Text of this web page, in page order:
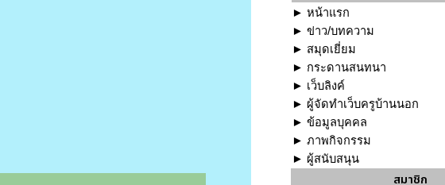
► หน้าแรก
► ข่าว/บทความ
► สมุดเยี่ยม
► กระดานสนทนา
► เว็บลิงค์
► ผู้จัดทำเว็บครูบ้านนอก
► ข้อมูลบุคคล
► ภาพกิจกรรม
► ผู้สนับสนุน
สมาชิก